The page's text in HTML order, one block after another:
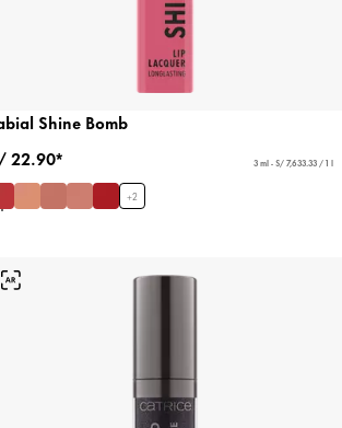
Shine Bomb
22.90*
3 ml - S/ 7,633.33 / 1 l
+2